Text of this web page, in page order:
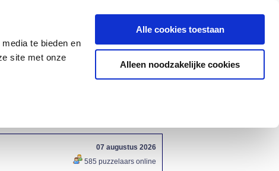
te bieden en
site met onze
Alle cookies toestaan
Alleen noodzakelijke cookies
07 augustus 2026
585 puzzelaars online